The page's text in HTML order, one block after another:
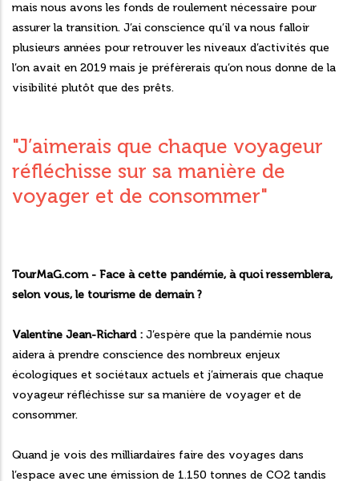
mais nous avons les fonds de roulement nécessaire pour
assurer la transition. J’ai conscience qu’il va nous falloir
plusieurs années pour retrouver les niveaux d’activités que
l’on avait en 2019 mais je préfèrerais qu’on nous donne de la
visibilité plutôt que des prêts.
"J’aimerais que chaque voyageur
réfléchisse sur sa manière de
voyager et de consommer"
TourMaG.com - Face à cette pandémie, à quoi ressemblera,
selon vous, le tourisme de demain ?
Valentine Jean-Richard : J’espère que la pandémie nous
aidera à prendre conscience des nombreux enjeux
écologiques et sociétaux actuels et j’aimerais que chaque
voyageur réfléchisse sur sa manière de voyager et de
consommer.
Quand je vois des milliardaires faire des voyages dans
l’espace avec une émission de 1.150 tonnes de CO2 tandis